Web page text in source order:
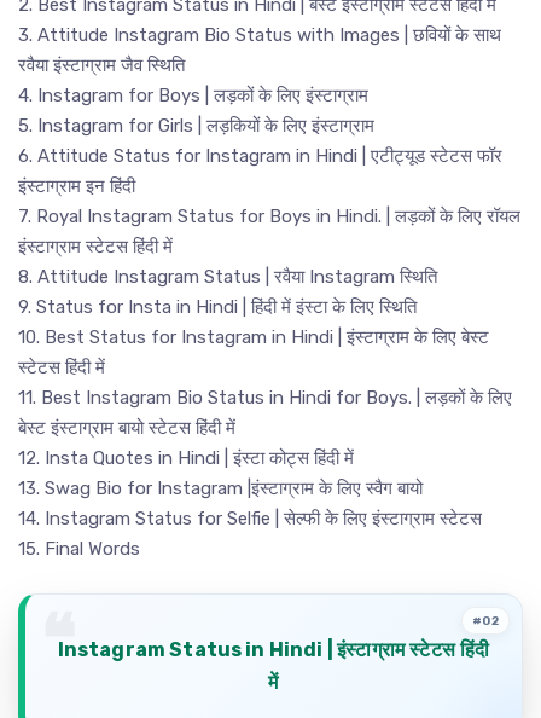
2. Best Instagram Status in Hindi | बेस्ट इंस्टाग्राम स्टेटस हिंदी में
3. Attitude Instagram Bio Status with Images | छवियों के साथ
रवैया इंस्टाग्राम जैव स्थिति
4. Instagram for Boys | लड़कों के लिए इंस्टाग्राम
5. Instagram for Girls | लड़कियों के लिए इंस्टाग्राम
6. Attitude Status for Instagram in Hindi | एटीट्यूड स्टेटस फॉर
इंस्टाग्राम इन हिंदी
7. Royal Instagram Status for Boys in Hindi. | लड़कों के लिए रॉयल
इंस्टाग्राम स्टेटस हिंदी में
8. Attitude Instagram Status | रवैया Instagram स्थिति
9. Status for Insta in Hindi | हिंदी में इंस्टा के लिए स्थिति
10. Best Status for Instagram in Hindi | इंस्टाग्राम के लिए बेस्ट
स्टेटस हिंदी में
11. Best Instagram Bio Status in Hindi for Boys. | लड़कों के लिए
बेस्ट इंस्टाग्राम बायो स्टेटस हिंदी में
12. Insta Quotes in Hindi | इंस्टा कोट्स हिंदी में
13. Swag Bio for Instagram |इंस्टाग्राम के लिए स्वैग बायो
14. Instagram Status for Selfie | सेल्फी के लिए इंस्टाग्राम स्टेटस
15. Final Words
Instagram Status in Hindi |इंस्टाग्राम स्टेटस हिंदी
में
#02